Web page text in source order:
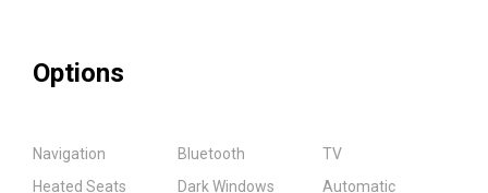
Options
Navigation
Heated Seats
Bluetooth
Dark Windows
TV
Automatic